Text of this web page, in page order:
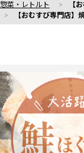
惣菜・レトルト
【
【おむすび専門店